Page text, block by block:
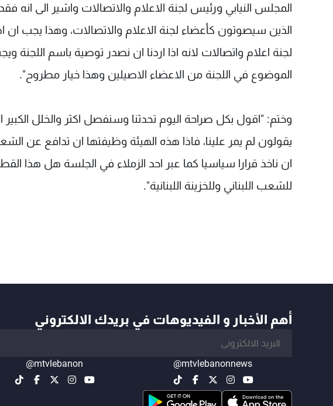
المجلس النيابي ورئيس لجنة الاعلام والاتصالات واشير الى انه
الذين سيصوتون كأعضاء لجنة الاعلام والاتصالات، وهذا يجب
لجنة اعلام واتصالات لانه اذا اردنا ان نصدر توصية باسم
الموضوع في اللجنة من الاعضاء الاصيلين وهذا خيار مطروح".
وختم: "اقول بكل صراحة اليوم تحدثنا وسنفصل اكثر والخلل
يقولون لم يمر علينا، فاذا هذه الهيئة وظيفتها ان تدافع عن
ان ناخذ قرارا سياسيا كما عبر احد الزملاء في الجلسة هل هذا
للشعب اللبناني وللخزينة اللبنانية".
أهم الأخبار و الفيديوهات في بريدك الالكتروني
@mtvlebanonnews
@mtvlebanon